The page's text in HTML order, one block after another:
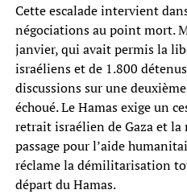
Cette escalade intervient
négociations au point mort.
janvier, qui avait permis la
israéliens et de 1.800
discussions sur une
échoué. Le Hamas exige un
retrait israélien de Gaza et
passage pour l’aide
réclame la démilitarisation
départ du Hamas.